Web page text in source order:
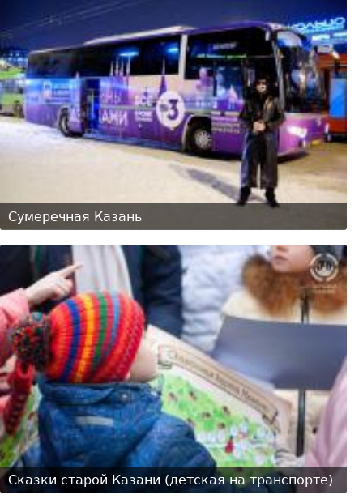
Сумеречная Казань
Сказки старой Казани (детская на транспорте)